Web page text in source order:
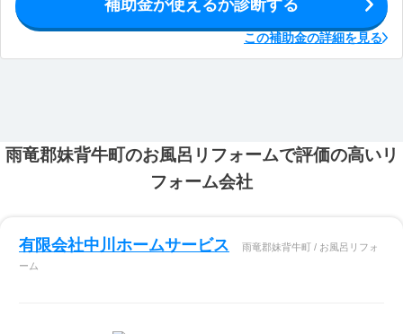
補助金が使えるか診断する
この補助金の詳細を見る
雨竜郡妹背牛町のお風呂リフォームで評価の高いリ
フォーム会社
有限会社中川ホームサービス
雨竜郡妹背牛町 / お風呂リフォ
ーム